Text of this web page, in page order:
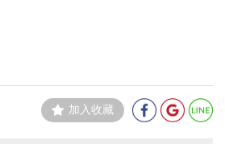
加入收藏